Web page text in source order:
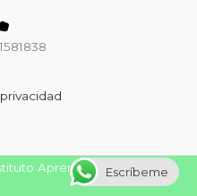
Aprende MásEscríbeme